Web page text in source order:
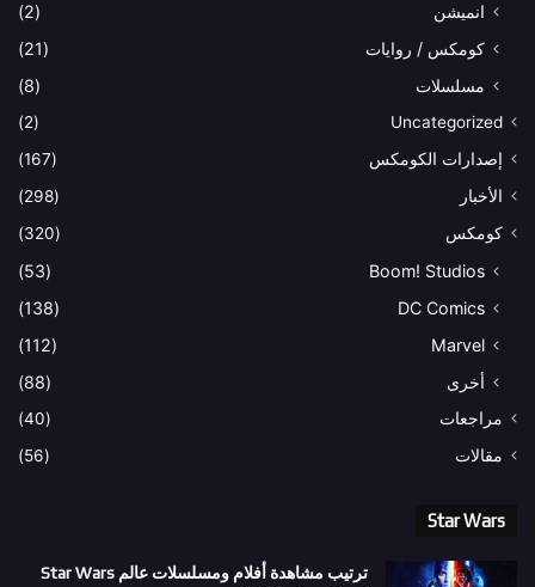
انميشن
(2)
كومكس / روايات
(21)
مسلسلات
(8)
Uncategorized
(2)
إصدارات الكومكس
(167)
الأخبار
(298)
كومكس
(320)
Boom! Studios
(53)
DC Comics
(138)
Marvel
(112)
أخرى
(88)
مراجعات
(40)
مقالات
(56)
Star Wars
ترتيب مشاهدة أفلام ومسلسلات عالم Star Wars